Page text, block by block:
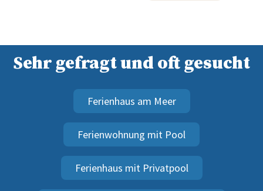
Sehr gefragt und oft gesucht
Ferienhaus am Meer
Ferienwohnung mit Pool
Ferienhaus mit Privatpool